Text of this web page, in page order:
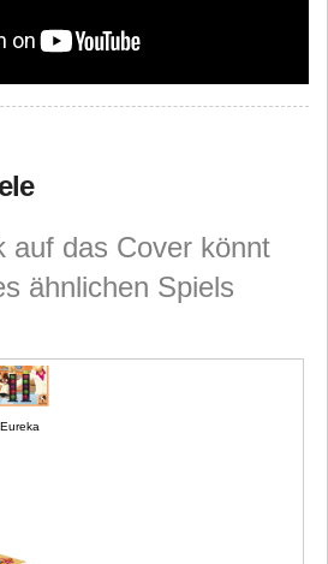
auf das Cover könnt
ähnlichen Spiels